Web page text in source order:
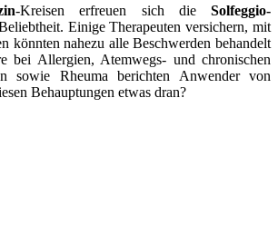
-Kreisen erfreuen sich dieSolfeggio-
Einige Therapeuten versichern, mit
könnten nahezu alle Beschwerden behandelt
bei Allergien, Atemwegs- und chronischen
sowie Rheuma berichten Anwender von
Behauptungen etwas dran?